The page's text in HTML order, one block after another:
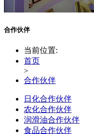
合作伙伴
当前位置:
首页
>
合作伙伴
日化合作伙伴
农化合作伙伴
润滑油合作伙伴
食品合作伙伴